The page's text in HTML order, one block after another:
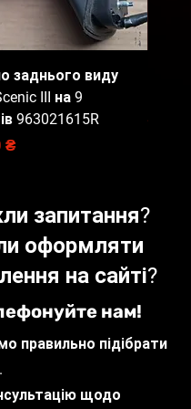
замовлення.
запчастин
вибраною Вами
з
запчастин, що
вашим потребам
заднього виду
III на 9
963021615R
₴
Ціна
2
запитання?
оформляти
на сайті?
нам!
правильно підібрати
щодо